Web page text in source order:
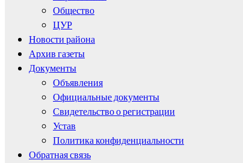
Общество
ЦУР
Новости района
Архив газеты
Документы
Объявления
Официальные документы
Свидетельство о регистрации
Устав
Политика конфиденциальности
Обратная связь